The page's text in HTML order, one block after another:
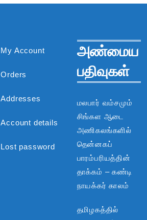
My Account
Orders
Addresses
Account details
Lost password
அண்மைய
பதிவுகள்
மலபார் வம்சமும்
சிங்கள ஆடை
அணிகலங்களில்
தென்னகப்
பாரம்பரியத்தின்
தாக்கம் – கண்டி
நாயக்கர் காலம்
தமிழகத்தில்